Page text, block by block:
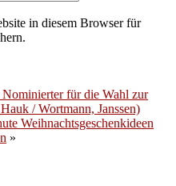
in diesem Browser für
für die Wahl zur
/ Wortmann, Janssen)
Weihnachtsgeschenkideen
»